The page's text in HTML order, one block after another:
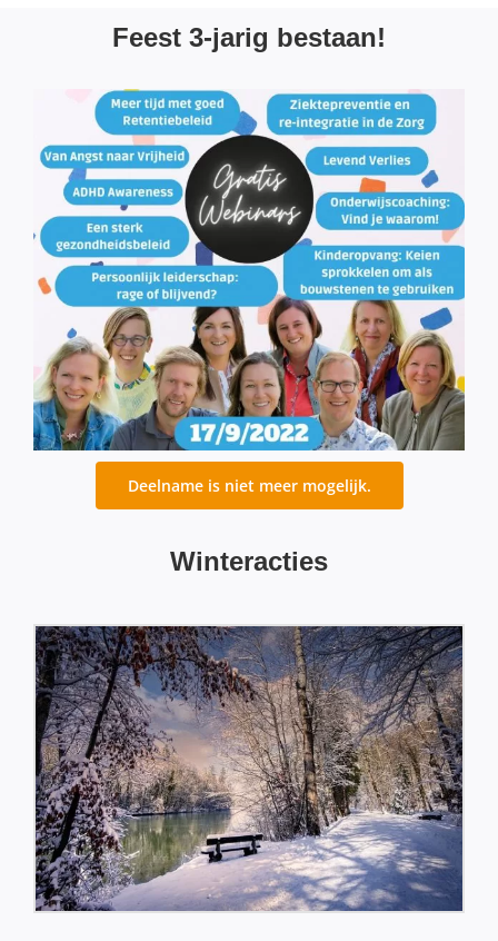
Feest 3-jarig bestaan!
Deelname is niet meer mogelijk.
Winteracties